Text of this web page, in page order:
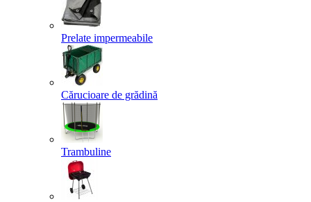
Prelate impermeabile
Cărucioare de grădină
Trambuline